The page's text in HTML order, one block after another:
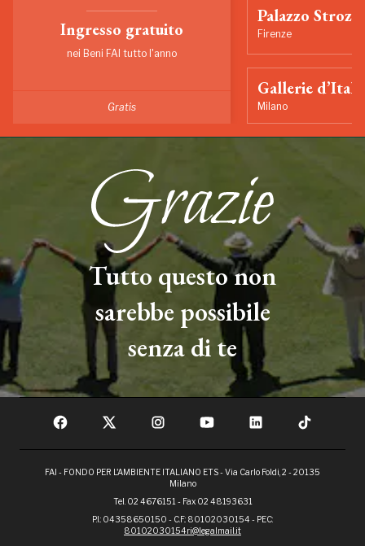
Ingresso gratuito
nei Beni FAI tutto l'anno
Gratis
Palazzo Strozzi
Firenze
Gallerie
Milano
Tutto questo non
sarebbe possibile
senza di te
FAI - FONDO PER L'AMBIENTE ITALIANO ETS - Via Carlo Foldi, 2 - 20135
Milano
Tel. 02 4676151 - Fax 02 48193631
P.I.: 04358650150 - C.F.: 80102030154 - PEC:
80102030154ri@legalmail.it